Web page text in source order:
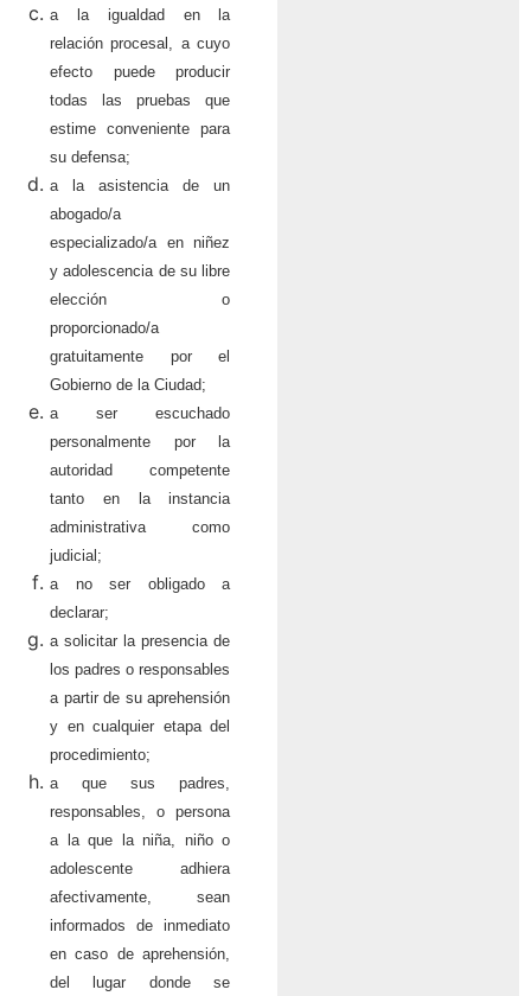
a la igualdad en la
relación procesal, a cuyo
efecto puede producir
todas las pruebas que
estime conveniente para
su defensa;
a la asistencia de un
abogado/a
especializado/a en niñez
y adolescencia de su libre
elección o
proporcionado/a
gratuitamente por el
Gobierno de la Ciudad;
a ser escuchado
personalmente por la
autoridad competente
tanto en la instancia
administrativa como
judicial;
a no ser obligado a
declarar;
a solicitar la presencia de
los padres o responsables
a partir de su aprehensión
y en cualquier etapa del
procedimiento;
a que sus padres,
responsables, o persona
a la que la niña, niño o
adolescente adhiera
afectivamente, sean
informados de inmediato
en caso de aprehensión,
del lugar donde se